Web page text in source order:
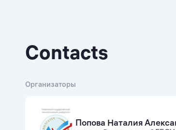
Contacts
Организаторы
Попова Наталия